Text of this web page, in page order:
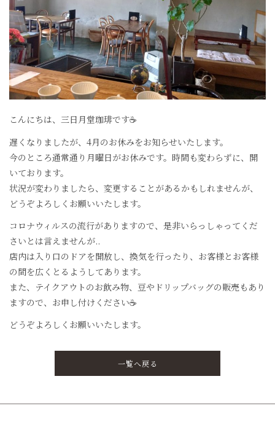
こんにちは、三日月堂珈琲です☕
遅くなりましたが、4月のお休みをお知らせいたします。
今のところ通常通り月曜日がお休みです。時間も変わらずに、開
いております。
状況が変わりましたら、変更することがあるかもしれませんが、
どうぞよろしくお願いいたします。
コロナウィルスの流行がありますので、是非いらっしゃってくだ
さいとは言えませんが..
店内は入り口のドアを開放し、換気を行ったり、お客様とお客様
の間を広くとるようしてあります。
また、テイクアウトのお飲み物、豆やドリップバッグの販売もあり
ますので、お申し付けください☕
どうぞよろしくお願いいたします。
一覧へ戻る